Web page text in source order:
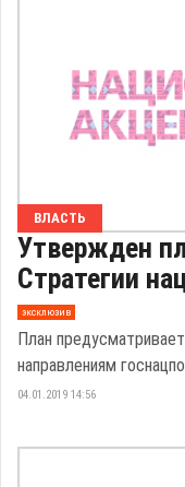
ВЛАСТЬ
Утвержден
Стратегии
эксклюзив
План
направлениям
04.01.2019 14:56